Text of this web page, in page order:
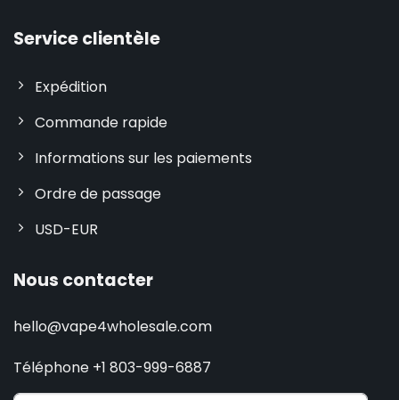
Service clientèle
Expédition
Commande rapide
Informations sur les paiements
Ordre de passage
USD-EUR
Nous contacter
hello@vape4wholesale.com
Téléphone +1 803-999-6887